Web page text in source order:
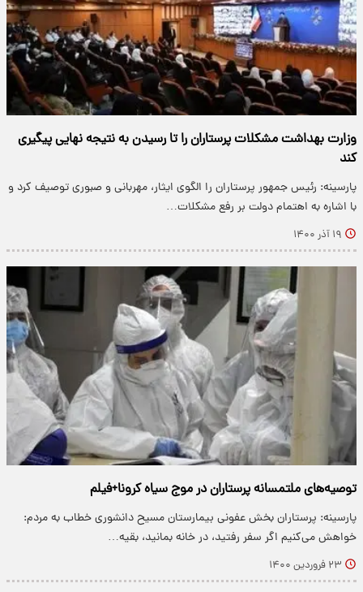
وزارت بهداشت مشکلات پرستاران را تا رسیدن به نتیجه نهایی پیگیری
کند
پارسینه: رئیس جمهور پرستاران را الگوی ایثار، مهربانی و صبوری توصیف کرد و
با اشاره به اهتمام دولت بر رفع مشکلات…
۱۹ آذر ۱۴۰۰
توصیه‌های ملتمسانه پرستاران در موج سیاه کرونا+فیلم
پارسینه: پرستاران بخش عفونی بیمارستان مسیح دانشوری خطاب به مردم:
خواهش می‌کنیم اگر سفر رفتید، در خانه بمانید، بقیه…
۲۳ فروردین ۱۴۰۰